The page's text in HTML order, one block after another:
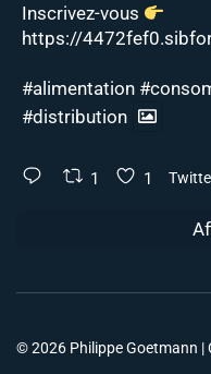
Inscrivez-vous
https://
#alimentation
#distribution
1 1
© 2026 Philippe Goetmann |